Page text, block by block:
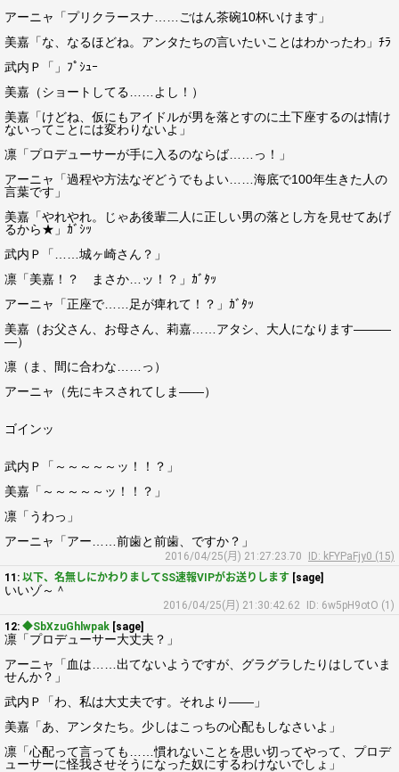
アーニャ「プリクラースナ……ごはん茶碗10杯いけます」
美嘉「な、なるほどね。アンタたちの言いたいことはわかったわ」ﾁﾗ
武内Ｐ「」ﾌﾟｼｭｰ
美嘉（ショートしてる……よし！）
美嘉「けどね、仮にもアイドルが男を落とすのに土下座するのは情け
ないってことには変わりないよ」
凛「プロデューサーが手に入るのならば……っ！」
アーニャ「過程や方法なぞどうでもよい……海底で100年生きた人の
言葉です」
美嘉「やれやれ。じゃあ後輩二人に正しい男の落とし方を見せてあげ
るから★」ｶﾞｼｯ
武内Ｐ「……城ヶ崎さん？」
凛「美嘉！？ まさか…ッ！？」ｶﾞﾀｯ
アーニャ「正座で……足が痺れて！？」ｶﾞﾀｯ
美嘉（お父さん、お母さん、莉嘉……アタシ、大人になります―――
―）
凛（ま、間に合わな……っ）
アーニャ（先にキスされてしま――）
ゴインッ
武内Ｐ「～～～～～ッ！！？」
美嘉「～～～～～ッ！！？」
凛「うわっ」
アーニャ「アー……前歯と前歯、ですか？」
2016/04/25(月) 21:27:23.70
ID: kFYPaFjy0 (15)
11: 以下、名無しにかわりましてSS速報VIPがお送りします [sage]
いいゾ～＾
2016/04/25(月) 21:30:42.62
ID: 6w5pH9otO (1)
12: ◆SbXzuGhlwpak [sage]
凛「プロデューサー大丈夫？」
アーニャ「血は……出てないようですが、グラグラしたりはしていま
せんか？」
武内Ｐ「わ、私は大丈夫です。それより――」
美嘉「あ、アンタたち。少しはこっちの心配もしなさいよ」
凛「心配って言っても……慣れないことを思い切ってやって、プロデ
ューサーに怪我させそうになった奴にするわけないでしょ」